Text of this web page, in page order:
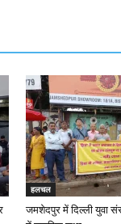
हलचल
जमशेदपुर में दिल्ली युवा